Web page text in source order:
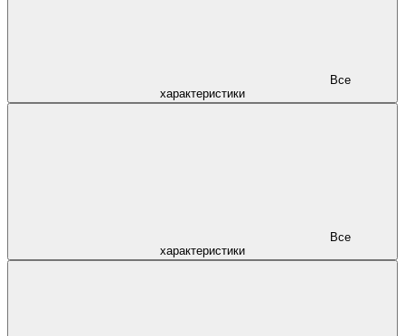
характеристики
характеристики